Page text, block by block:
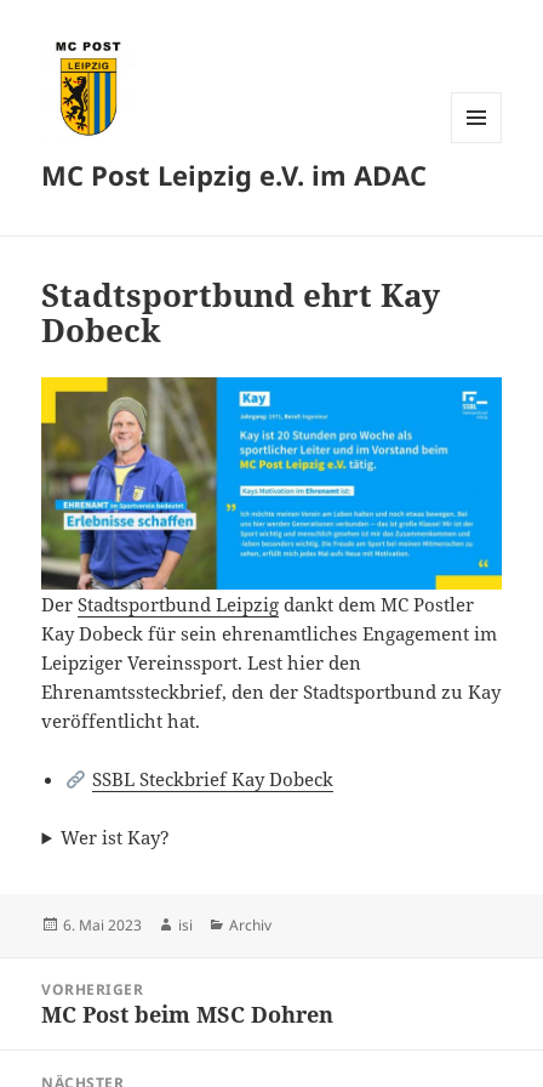
MC Post Leipzig e.V. im ADAC
Stadtsportbund ehrt Kay
Dobeck
DerStadtsportbund Leipzig dankt dem MC Postler
Kay Dobeck für sein ehrenamtliches Engagement im
Leipziger Vereinssport. Lest hier den
Ehrenamtssteckbrief, den der Stadtsportbund zu Kay
veröffentlicht hat.
SSBL Steckbrief Kay Dobeck
Wer ist Kay?
Veröffentlicht
6. Mai 2023 Autor
isi Kategorien
Archiv
VORHERIGER
Vorheriger
MC Post beim MSC Dohren
NÄCHSTER